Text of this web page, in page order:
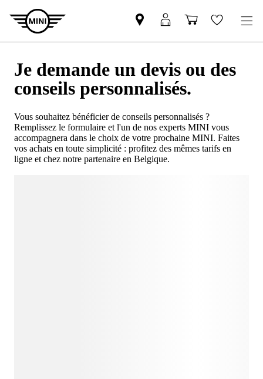
Je demande un devis ou des
conseils personnalisés.
Vous souhaitez bénéficier de conseils personnalisés ?
Remplissez le formulaire et l'un de nos experts MINI vous
accompagnera dans le choix de votre prochaine MINI. Faites
vos achats en toute simplicité : profitez des mêmes tarifs en
ligne et chez notre partenaire en Belgique.